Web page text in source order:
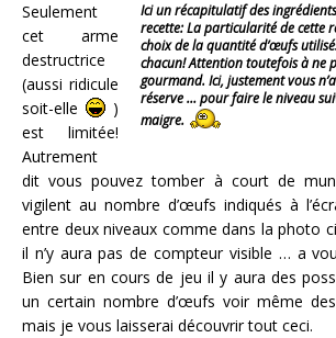
Ici un récapitulatif des
recette: La particularité de cette
choix de la quantité d’œufs
chacun! Attention toutefois à ne
gourmand. Ici, justement vous
réserve … pour faire le niveau
maigre.
Seulement
cet arme
destructrice
(aussi ridicule
soit-elle
)
est limitée!
Autrement
dit vous pouvez tomber à court de
vigilent au nombre d’œufs indiqués à
entre deux niveaux comme dans la photo
il n’y aura pas de compteur visible … a
Bien sur en cours de jeu il y aura des
un certain nombre d’œufs voir même
mais je vous laisserai découvrir tout ceci.